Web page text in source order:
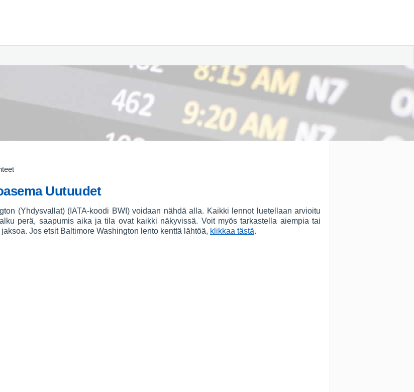
Uutuudet
(Yhdysvallat) (IATA-koodi BWI) voidaan nähdä alla. Kaikki lennot luetellaan arvioitu
perä, saapumis aika ja tila ovat kaikki näkyvissä. Voit myös tarkastella aiempia tai
Jos etsit Baltimore Washington lento kenttä lähtöä, klikkaa tästä.